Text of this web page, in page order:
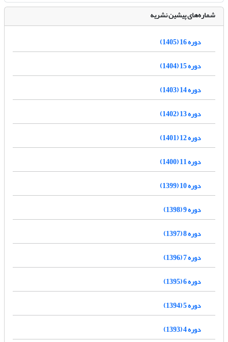
شماره‌های پیشین نشریه
دوره 16 (1405)
دوره 15 (1404)
دوره 14 (1403)
دوره 13 (1402)
دوره 12 (1401)
دوره 11 (1400)
دوره 10 (1399)
دوره 9 (1398)
دوره 8 (1397)
دوره 7 (1396)
دوره 6 (1395)
دوره 5 (1394)
دوره 4 (1393)